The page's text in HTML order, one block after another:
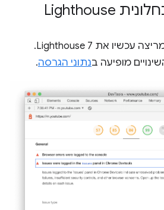
מריצה עכשיו את Lighthouse 7.
מופיעה בנתוני הגרסה.